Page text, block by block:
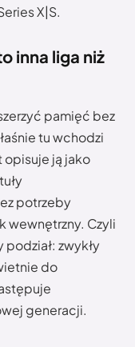
X|S.
inna liga niż
pamięć bez
tu wchodzi
opisuje ją jako
potrzeby
wewnętrzny. Czyli
podział: zwykły
do
generacji.